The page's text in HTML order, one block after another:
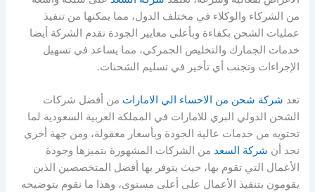
من الشركاء والوكلاء في مختلف الدول، مما يمكنها من تنفيذ
عمليات الشحن بكفاءة وبأعلى معايير الجودة تقدم الشركة أيضا
خدمات الجمارك والتخليص الجمركي، مما يساعد في تسهيل
الإجراءات وتجنب أي تأخير في تسليم الشحنات.
تعد شركة شحن من الاحساء الي الامارات من أفضل شركات
الشحن الدولي البري للامارات في المملكة العربية السعودية لما
تحتويه من خدمات عالية الجودة وبأسعار معقولة، ومن جهة أخرى
نجد أن شركة السعد من الشركات المشهورة بتميزها وجودة
الأعمال التي تقوم بها، حيث يتوفر بها أفضل المتخصصين الذين
يقومون بتنفيذ الأعمال على أعلى مستوى، وهذا ما نقوم بتوضيحه